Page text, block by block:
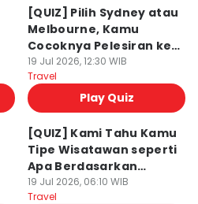
[QUIZ] Pilih Sydney atau
Melbourne, Kamu
Cocoknya Pelesiran ke
Destinasi Alam Ini!
19 Jul 2026, 12:30 WIB
Travel
Play Quiz
[QUIZ] Kami Tahu Kamu
Tipe Wisatawan seperti
Apa Berdasarkan
Golongan Darahmu
19 Jul 2026, 06:10 WIB
Travel